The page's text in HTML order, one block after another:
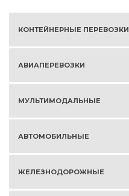
КОНТЕЙНЕРНЫЕ ПЕРЕВОЗКИ
АВИАПЕРЕВОЗКИ
МУЛЬТИМОДАЛЬНЫЕ
АВТОМОБИЛЬНЫЕ
ЖЕЛЕЗНОДОРОЖНЫЕ